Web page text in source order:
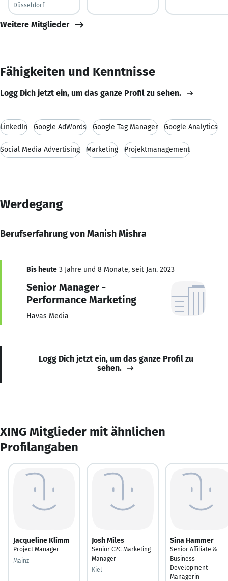
Düsseldorf
Weitere Mitglieder
Fähigkeiten und Kenntnisse
Logg Dich jetzt ein, um das ganze Profil zu sehen.
LinkedIn Google AdWords Google Tag Manager Google Analytics
Social Media Advertising Marketing Projektmanagement
Werdegang
Berufserfahrung von Manish Mishra
Bis heute 3 Jahre und 8 Monate, seit Jan. 2023
Senior Manager -
Performance Marketing
Havas Media
Logg Dich jetzt ein, um das ganze Profil zu
sehen.
XING Mitglieder mit ähnlichen
Profilangaben
Jacqueline Klimm
Project Manager
Mainz
Josh Miles
Senior C2C Marketing
Manager
Kiel
Sina Hammer
Senior Affiliate &
Business
Development
Managerin